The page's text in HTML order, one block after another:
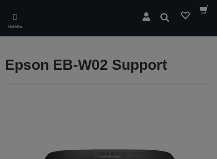
main
content
Nabídka
Hledat
Epson EB-W02 Support